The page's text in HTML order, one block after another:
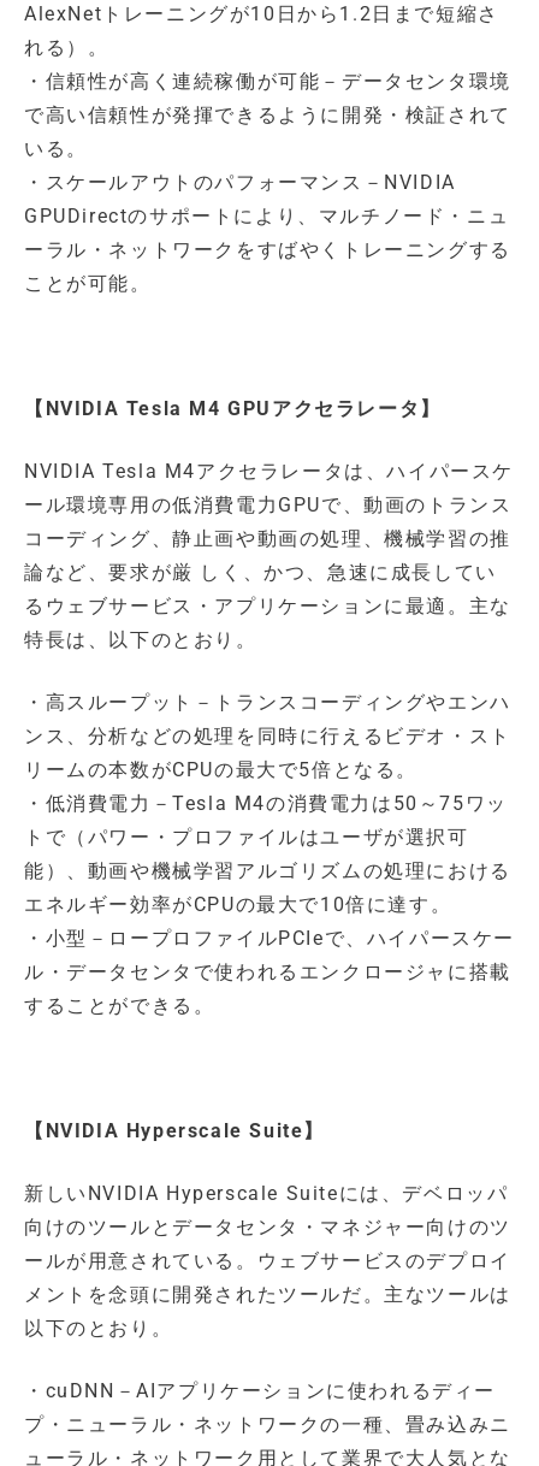
AlexNetトレーニングが10日から1.2日まで短縮さ
れる）。
・信頼性が高く連続稼働が可能－データセンタ環境
で高い信頼性が発揮できるように開発・検証されて
いる。
・スケールアウトのパフォーマンス－NVIDIA
GPUDirectのサポートにより、マルチノード・ニュ
ーラル・ネットワークをすばやくトレーニングする
ことが可能。
【NVIDIA Tesla M4 GPUアクセラレータ】
NVIDIA Tesla M4アクセラレータは、ハイパースケ
ール環境専用の低消費電力GPUで、動画のトランス
コーディング、静止画や動画の処理、機械学習の推
論など、要求が厳 しく、かつ、急速に成長してい
るウェブサービス・アプリケーションに最適。主な
特長は、以下のとおり。
・高スループット－トランスコーディングやエンハ
ンス、分析などの処理を同時に行えるビデオ・スト
リームの本数がCPUの最大で5倍となる。
・低消費電力－Tesla M4の消費電力は50～75ワッ
トで（パワー・プロファイルはユーザが選択可
能）、動画や機械学習アルゴリズムの処理における
エネルギー効率がCPUの最大で10倍に達す。
・小型－ロープロファイルPCIeで、ハイパースケー
ル・データセンタで使われるエンクロージャに搭載
することができる。
【NVIDIA Hyperscale Suite】
新しいNVIDIA Hyperscale Suiteには、デベロッパ
向けのツールとデータセンタ・マネジャー向けのツ
ールが用意されている。ウェブサービスのデプロイ
メントを念頭に開発されたツールだ。主なツールは
以下のとおり。
・cuDNN－AIアプリケーションに使われるディー
プ・ニューラル・ネットワークの一種、畳み込みニ
ューラル・ネットワーク用として業界で大人気とな